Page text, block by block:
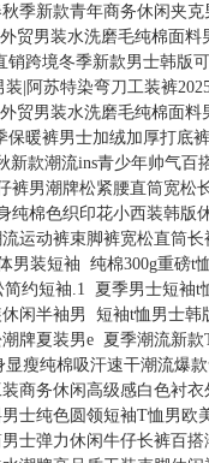
季新款青年商务休闲夹
贸男装水洗磨毛纯棉面料
销跨境冬季新款男士韩版
装|阿苏特染弯刀工装裤
贸男装水洗磨毛纯棉面料
保暖裤男士加绒加厚打底
新款潮流ins青少年帅气百
裤男潮牌松紧腰直筒宽松
纯棉色织印花小西装韩版
运动裤束脚裤宽松直筒长
男装短袖 纯棉300g重磅t
约短袖.1
夏季男士短袖t
闲半袖男
短袖t恤男士韩
牌夏装男e 夏季潮流新
显瘦纯棉吸汗速干潮流爆
商务休闲高级感白色衬衣
士纯色圆领短袖T恤男欧
士弹力休闲牛仔长裤百搭